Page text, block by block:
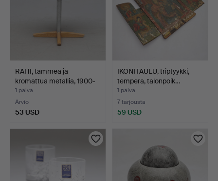
RAHI, tammea ja
kromattua metallia, 1900-
l…
1 päivä
Arvio
53 USD
IKONITAULU, triptyykki,
tempera, talonpoik…
1 päivä
7 tarjousta
59 USD